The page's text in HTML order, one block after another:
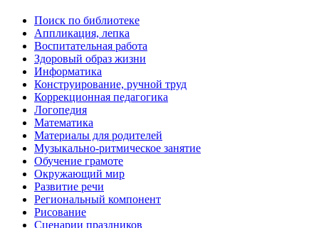
Поиск по библиотеке
Аппликация, лепка
Воспитательная работа
Здоровый образ жизни
Информатика
Конструирование, ручной труд
Коррекционная педагогика
Логопедия
Математика
Материалы для родителей
Музыкально-ритмическое занятие
Обучение грамоте
Окружающий мир
Развитие речи
Региональный компонент
Рисование
Сценарии праздников